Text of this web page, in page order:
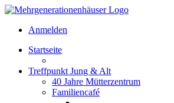
Anmelden
Startseite
Treffpunkt Jung & Alt
40 Jahre Mütterzentrum
Familiencafé